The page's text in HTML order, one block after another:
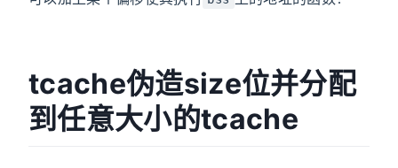
tcache伪造size位并分配
到任意大小的tcache